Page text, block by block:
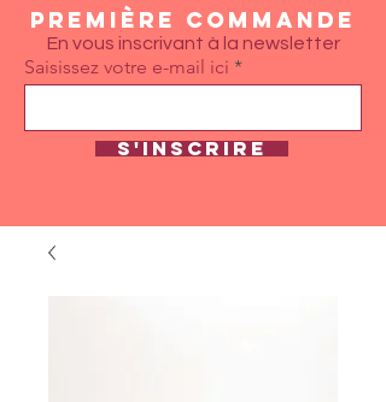
première commande
En vous inscrivant à la newsletter
Saisissez votre e-mail ici
S'inscrire